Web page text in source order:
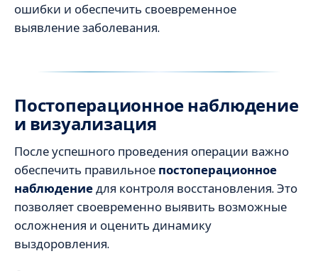
ошибки и обеспечить своевременное
выявление заболевания.
Постоперационное наблюдение
и визуализация
После успешного проведения операции важно
обеспечить правильное постоперационное
наблюдениедля контроля восстановления. Это
позволяет своевременно выявить возможные
осложнения и оценить динамику
выздоровления.